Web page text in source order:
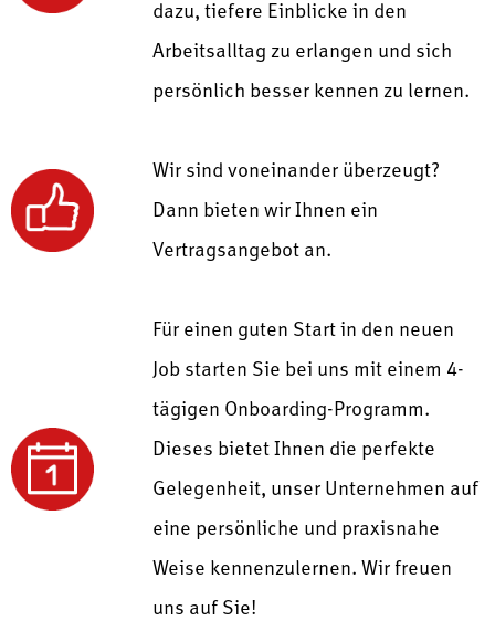
dazu, tiefere Einblicke in den
Arbeitsalltag zu erlangen und sich
persönlich besser kennen zu lernen.
Wir sind voneinander überzeugt?
Dann bieten wir Ihnen ein
Vertragsangebot an.
Für einen guten Start in den neuen
Job starten Sie bei uns mit einem 4-
tägigen Onboarding-Programm.
Dieses bietet Ihnen die perfekte
Gelegenheit, unser Unternehmen auf
eine persönliche und praxisnahe
Weise kennenzulernen.Wir freuen
uns auf Sie!